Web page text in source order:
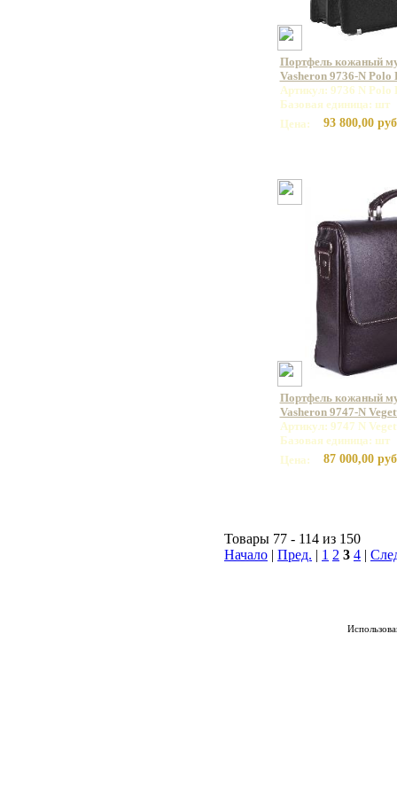
Портфель кожаный
Vasheron 9736-N
Артикул: 9736 N Polo
Базовая единица: шт
Цена:
93 800,00
Портфель кожаный
Vasheron 9747-N
Артикул: 9747 N
Базовая единица: шт
Цена:
87 000,00
Товары 77 - 114 из 150
Начало
Пред. 1 2 3 4